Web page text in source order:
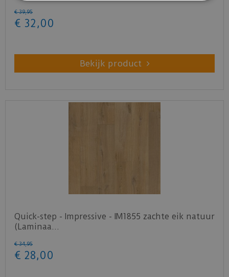
€ 39,95
€ 32 ,00
Bekijk product
Quick-step - Impressive - IM1855 zachte eik natuur
(Laminaa…
€ 34,95
€ 28,00